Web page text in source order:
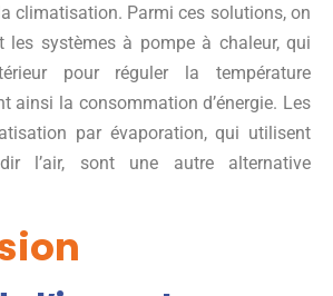
climatisation. Parmi ces solutions, on
les systèmes à pompe à chaleur, qui
pour réguler la température
ainsi la consommation d’énergie. Les
par évaporation, qui utilisent
l’air, sont une autre alternative